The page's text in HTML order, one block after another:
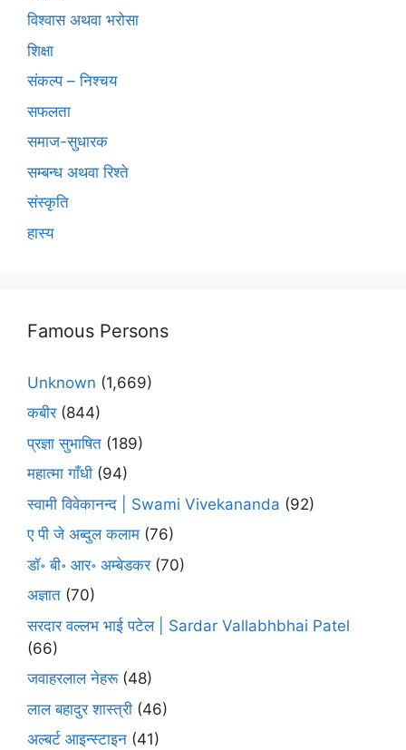
विश्वास अथवा भरोसा
शिक्षा
संकल्प – निश्चय
सफलता
समाज-सुधारक
सम्बन्ध अथवा रिश्ते
संस्कृति
हास्य
Famous Persons
Unknown (1,669)
कबीर(844)
प्रज्ञा सुभाषित (189)
महात्मा गाँधी (94)
स्वामी विवेकानन्द | Swami Vivekananda (92)
ए पी जे अब्दुल कलाम (76)
डॉ॰ बी॰ आर॰ अम्बेडकर(70)
अज्ञात (70)
सरदार वल्लभ भाई पटेल | Sardar Vallabhbhai Patel
(66)
जवाहरलाल नेहरू(48)
लाल बहादुर शास्त्री (46)
अल्बर्ट आइन्स्टाइन (41)